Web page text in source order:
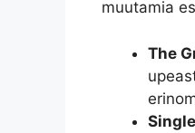
muutamia
The